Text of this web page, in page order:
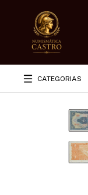
CATEGORIAS